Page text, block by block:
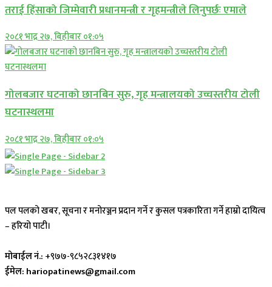
तराई हिंसाको जिम्मेवारी प्रधानमन्त्री र गृहमन्त्रीले लिनुपर्छः एमाले
२०८१ भाद्र २७, बिहीबार ०१:०५
गोलबजार घटनाको छानबिन सुरु, गृह मन्त्रालयको उच्चस्तरीय टोली
घटनास्थलमा
२०८१ भाद्र २७, बिहीबार ०१:०५
पल पलको खबर, सूचना र मनोरञ्जन प्रदान गर्ने र कुसल पत्रकारिता गर्ने हाम्रो दायित्व
– हरियो पाटी।
मोबाईल नं.: +९७७-९८५२८३१४१७
ईमेल: hariopatinews@gmail.com